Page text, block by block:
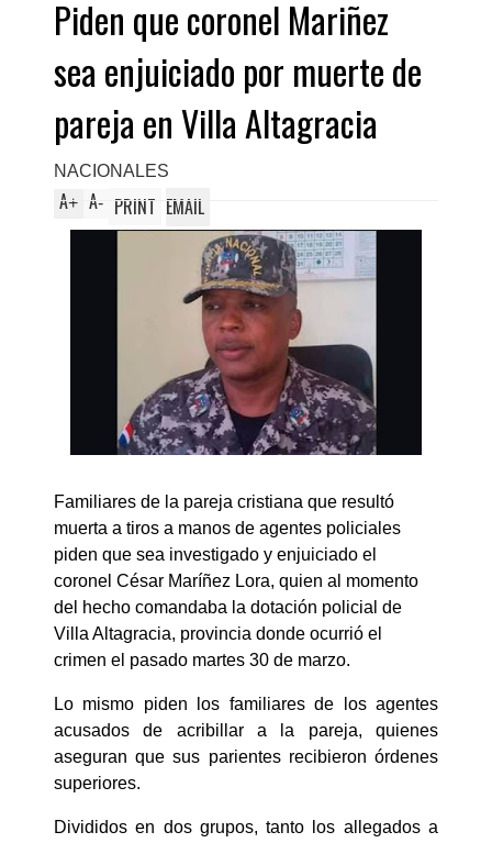
Piden que coronel Mariñez
sea enjuiciado por muerte de
pareja en Villa Altagracia
NACIONALES
A+ A- PRINT EMAIL
Familiares de la pareja cristiana que resultó
muerta a tiros a manos de agentes policiales
piden que sea investigado y enjuiciado el
coronel César Maríñez Lora, quien al momento
del hecho comandaba la dotación policial de
Villa Altagracia, provincia donde ocurrió el
crimen el pasado martes 30 de marzo.
Lo mismo piden los familiares de los agentes
acusados de acribillar a la pareja, quienes
aseguran que sus parientes recibieron órdenes
superiores.
Divididos en dos grupos, tanto los allegados a